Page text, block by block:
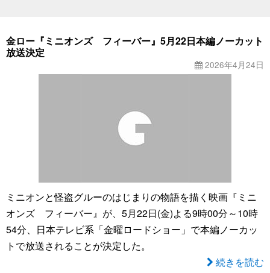
金ロー『ミニオンズ フィーバー』5月22日本編ノーカット
放送決定
2026年4月24日
ミニオンと怪盗グルーのはじまりの物語を描く映画『ミニ
オンズ フィーバー』が、5月22日(金)よる9時00分～10時
54分、日本テレビ系「金曜ロードショー」で本編ノーカッ
トで放送されることが決定した。
続きを読む